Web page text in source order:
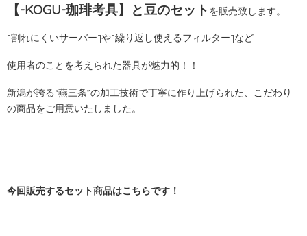
【-KOGU-珈琲考具】と豆のセット を販売致します。
[割れにくいサーバー]や[繰り返し使えるフィルター]など
使用者のことを考えられた器具が魅力的！！
新潟が誇る“燕三条”の加工技術で丁寧に作り上げられた、こだわり
の商品をご用意いたしました。
今回販売するセット商品はこちらです！